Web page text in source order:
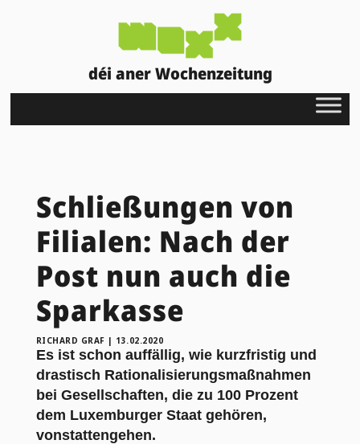
déi aner Wochenzeitung
Schließungen von
Filialen: Nach der
Post nun auch die
Sparkasse
RICHARD GRAF | 13.02.2020
Es ist schon auffällig, wie kurzfristig und
drastisch Rationalisierungsmaßnahmen
bei Gesellschaften, die zu 100 Prozent
dem Luxemburger Staat gehören,
vonstattengehen.